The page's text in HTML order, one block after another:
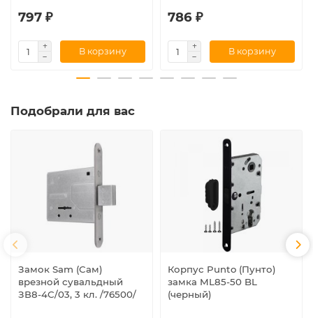
797 ₽
В корзину
786 ₽
В корзину
Подобрали для вас
Замок Sam (Сам)
врезной сувальдный
ЗВ8-4С/03, 3 кл. /76500/
Корпус Punto (Пунто)
замка ML85-50 BL
(черный)